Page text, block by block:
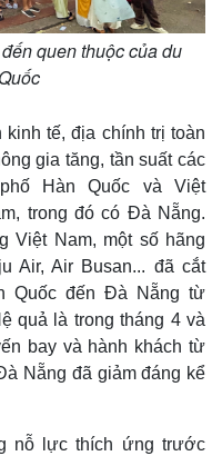
quen thuộc của du
tế, địa chính trị toàn
gia tăng, tần suất các
Hàn Quốc và Việt
trong đó có Đà Nẵng.
Việt Nam, một số hãng
Air, Air Busan... đã cắt
Quốc đến Đà Nẵng từ
quả là trong tháng 4 và
bay và hành khách từ
Nẵng đã giảm đáng kể
nỗ lực thích ứng trước